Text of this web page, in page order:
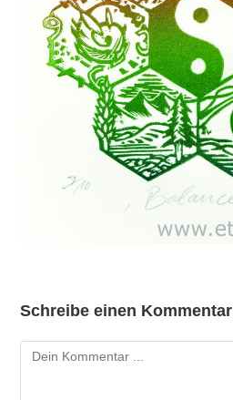
Schreibe einen Kommentar